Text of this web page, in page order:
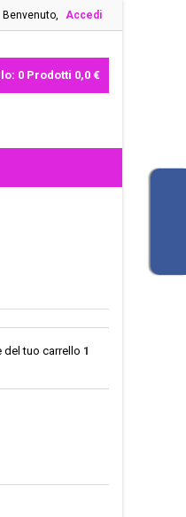
Benvenuto, Accedi
0 Prodotti 0,0 €
del tuo carrello 1